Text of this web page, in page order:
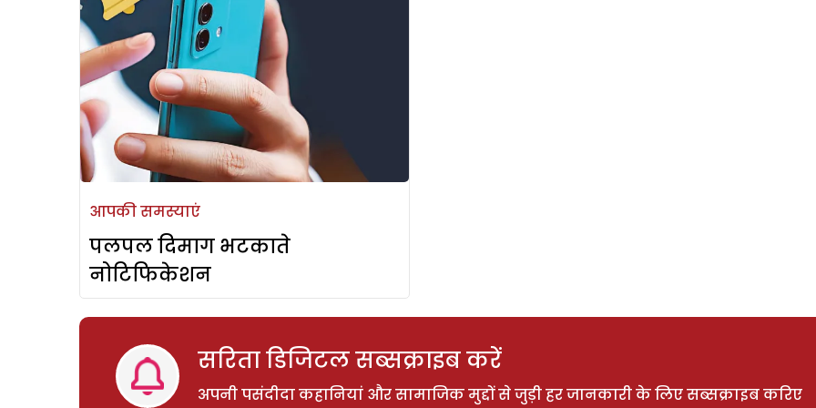
आपकी समस्याएं
पलपल दिमाग भटकाते
नोटिफिकेशन
सरिता डिजिटल सब्सक्राइब करें
अपनी पसंदीदा कहानियां और सामाजिक मुद्दों से जुड़ी हर जानकारी के लिए सब्सक्राइब करिए